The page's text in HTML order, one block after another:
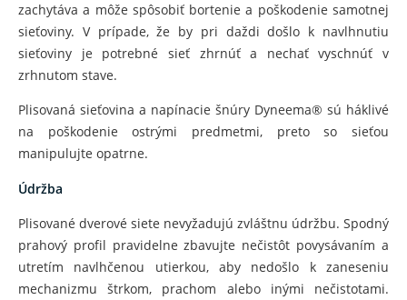
zachytáva a môže spôsobiť bortenie a poškodenie samotnej
sieťoviny. V prípade, že by pri daždi došlo k navlhnutiu
sieťoviny je potrebné sieť zhrnúť a nechať vyschnúť v
zrhnutom stave.
Plisovaná sieťovina a napínacie šnúry Dyneema® sú háklivé
na poškodenie ostrými predmetmi, preto so sieťou
manipulujte opatrne.
Údržba
Plisované dverové siete nevyžadujú zvláštnu údržbu. Spodný
prahový profil pravidelne zbavujte nečistôt povysávaním a
utretím navlhčenou utierkou, aby nedošlo k zaneseniu
mechanizmu štrkom, prachom alebo inými nečistotami.